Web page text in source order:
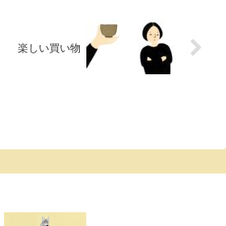
楽しい買い物